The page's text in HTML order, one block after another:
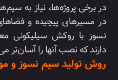
در برخی پروژه‌ها، نیاز به
در مسیرهای پیچیده و
نسوز با روکش سیلیکونی
دارند که نصب آنها را آسان‌تر
روش تولید سیم نسوز و